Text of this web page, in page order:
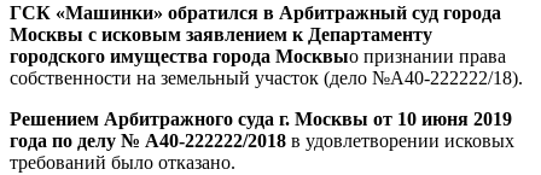
ГСК «Машинки» обратился в Арбитражный суд города
Москвы с исковым заявлением к Департаменту
городского имущества города Москвыо признании права
собственности на земельный участок (дело №А40-222222/18).
Решением Арбитражного суда г. Москвы от 10 июня 2019
года по делу № А40-222222/2018 в удовлетворении исковых
требований было отказано.